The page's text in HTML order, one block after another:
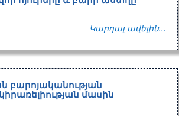
Կարդալ ավելին...
բարոյականության
մասին